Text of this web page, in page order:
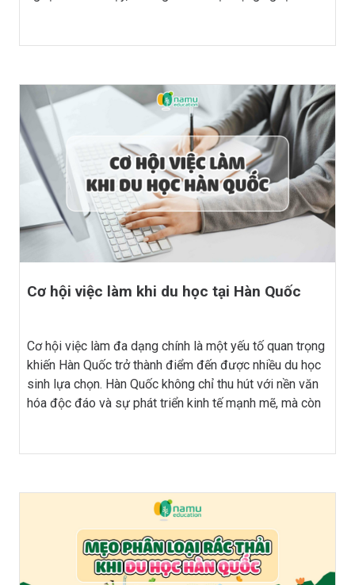
nhân, nâng cao khả năng giao tiếp và làm việc nhóm.
Hơn nữa, bạn còn có thể mở rộng mối quan hệ xã hội,
kết nối với bạn bè quốc tế, từ đó dễ dàng hòa nhập và
tận hưởng cuộc sống học đường tại Hàn Quốc.
Cơ hội việc làm khi du học tại Hàn Quốc
Cơ hội việc làm đa dạng chính là một yếu tố quan trọng
khiến Hàn Quốc trở thành điểm đến được nhiều du học
sinh lựa chọn. Hàn Quốc không chỉ thu hút với nền văn
hóa độc đáo và sự phát triển kinh tế mạnh mẽ, mà còn
bạn tối ưu hóa trải nghiệm học tập và sống tại một
quốc gia đang trên đà phát triển mạnh mẽ. Hãy cùng Du
học Hàn Quốc Namu khám phá ngay những điểm nổi
bật về cơ hội nghề nghiệp khi du học Hàn Quốc để mở
ra cánh cửa thành công trong tương lai của bạn.